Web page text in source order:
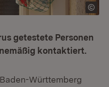
getestete Personen
kontaktiert.
Württemberg